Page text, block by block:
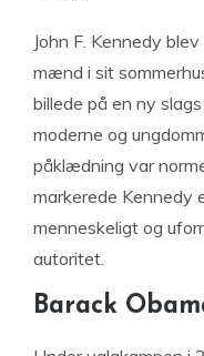
John F. Kennedy
mænd i sit
billede på en ny
moderne og
påklædning var
markerede Kennedy
menneskeligt og
autoritet.
Barack